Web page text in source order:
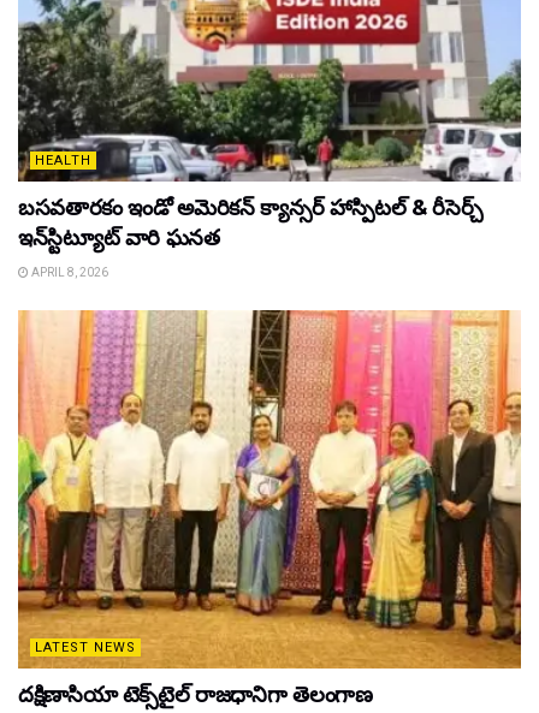
HEALTH
బసవతారకం ఇండో అమెరికన్ క్యాన్సర్ హాస్పిటల్ & రీసెర్చ్
ఇన్‌స్టిట్యూట్ వారి ఘనత
APRIL 8, 2026
LATEST NEWS
దక్షిణాసియా టెక్స్‌టైల్ రాజధానిగా తెలంగాణ